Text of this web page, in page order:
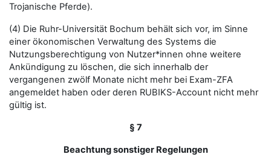
Trojanische Pferde).
(4) Die Ruhr-Universität Bochum behält sich vor, im Sinne
einer ökonomischen Verwaltung des Systems die
Nutzungsberechtigung von Nutzer*innen ohne weitere
Ankündigung zu löschen, die sich innerhalb der
vergangenen zwölf Monate nicht mehr bei Exam-ZFA
angemeldet haben oder deren RUBIKS-Account nicht mehr
gültig ist.
§ 7
Beachtung sonstiger Regelungen